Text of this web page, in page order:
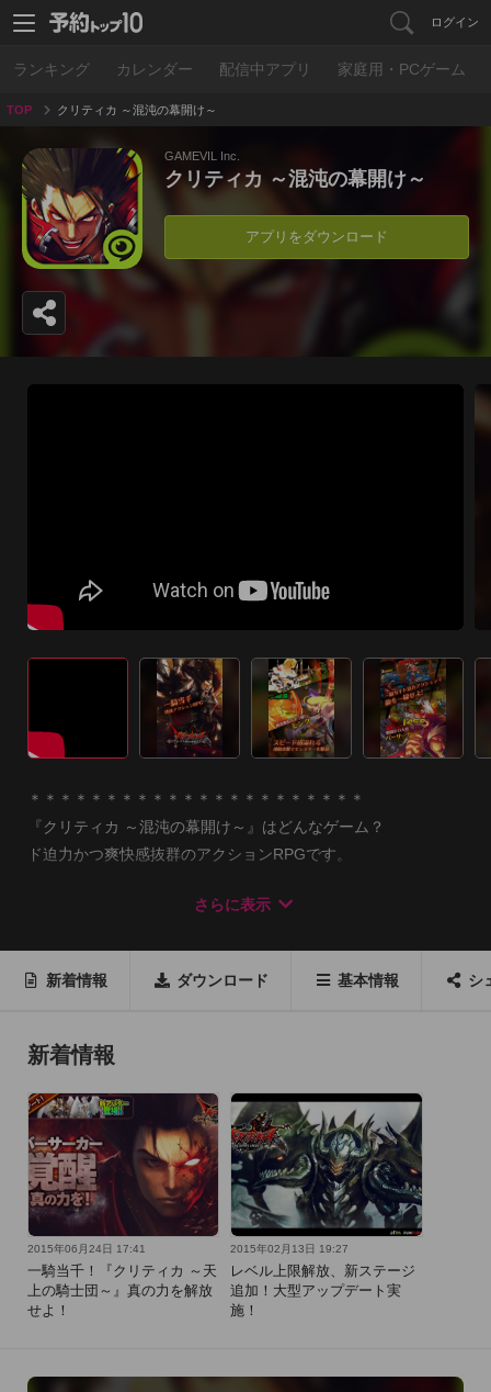
ログイン
ランキング カレンダー 配信中アプリ 家庭用・PCゲーム
TOP クリティカ ～混沌の幕開け～
GAMEVIL Inc.
クリティカ ～混沌の幕開け～
アプリをダウンロード
＊＊＊＊＊＊＊＊＊＊＊＊＊＊＊＊＊＊＊＊＊＊
『クリティカ ～混沌の幕開け～』はどんなゲーム？
ド迫力かつ爽快感抜群のアクションRPGです。
簡単操作でモンスターを一掃する
装備製作など、やり込み要素も満載。
対戦モードでは、世界中のユーザと
戦いを繰り広げる事が出来ます。
サクサク動くハイクオリティグラフィックで
快適プレイができます。
■　キャラクター紹介
□  戦闘狂の大男 バーサーカー
モンスターを一掃する広範囲系のスキルが得意。
さらに表示
新着情報 ダウンロード 基本情報 シ
新着情報
2015年06月24日 17:41
一騎当千！『クリティカ ～天
上の騎士団～』真の力を解放
せよ！
2015年02月13日 19:27
レベル上限解放、新ステージ
追加！大型アップデート実
施！